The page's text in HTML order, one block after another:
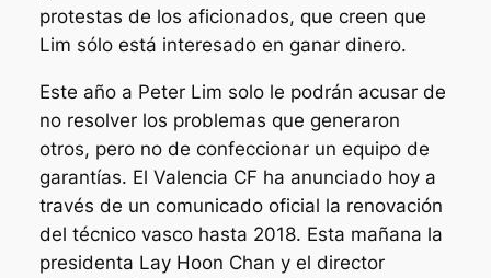
protestas de los aficionados, que creen que
Lim sólo está interesado en ganar dinero.
Este año a Peter Lim solo le podrán acusar de
no resolver los problemas que generaron
otros, pero no de confeccionar un equipo de
garantías. El Valencia CF ha anunciado hoy a
través de un comunicado oficial la renovación
del técnico vasco hasta 2018. Esta mañana la
presidenta Lay Hoon Chan y el director